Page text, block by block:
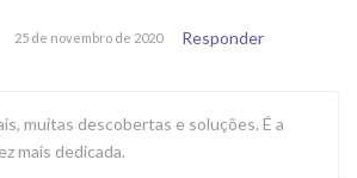
25 de novembro de 2020 Responder
muitas descobertas e soluções. É a
mais dedicada.